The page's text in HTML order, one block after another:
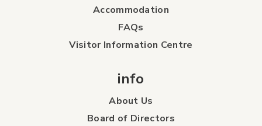
Accommodation
FAQs
Visitor Information Centre
info
About Us
Board of Directors